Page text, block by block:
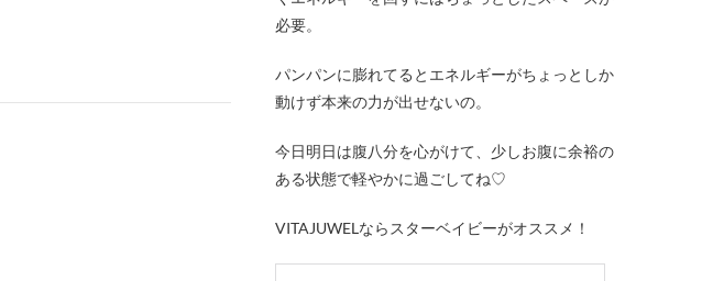
必要。
パンパンに膨れてるとエネルギーがちょっとしか
動けず本来の力が出せないの。
今日明日は腹八分を心がけて、少しお腹に余裕の
ある状態で軽やかに過ごしてね♡
VITAJUWELならスターベイビーがオススメ！